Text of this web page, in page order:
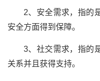
2、安全需求，指的
安全方面得到保障。
3、社交需求，指的
关系并且获得支持。